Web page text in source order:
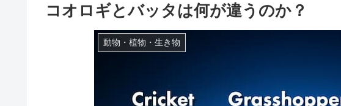
コオロギとバッタは何が違うのか？
動物・植物・生き物